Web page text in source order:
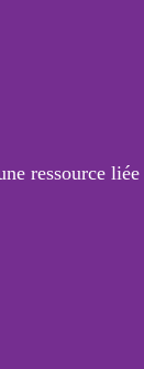
ressource liée